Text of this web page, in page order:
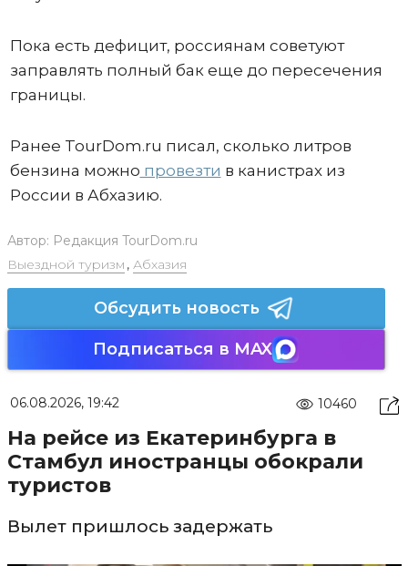
Пока есть дефицит, россиянам советуют
заправлять полный бак еще до пересечения
границы.
Ранее TourDom.ru писал, сколько литров
бензина можно провезти в канистрах из
России в Абхазию.
Автор: Редакция TourDom.ru
Выездной туризм , Абхазия
Обсудить новость
Подписаться в MAX
06.08.2026, 19:42 10460
На рейсе из Екатеринбурга в
Стамбул иностранцы обокрали
туристов
Вылет пришлось задержать